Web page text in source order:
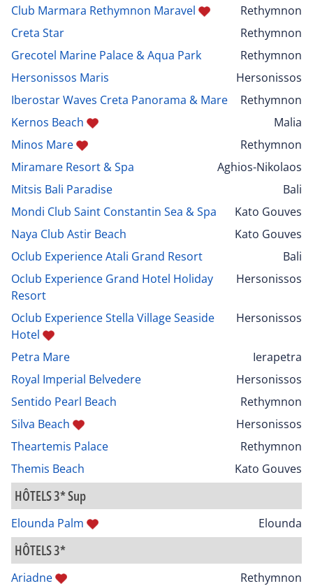
Club Marmara Rethymnon Maravel
Rethymnon
Creta Star
Rethymnon
Grecotel Marine Palace & Aqua Park
Rethymnon
Hersonissos Maris
Hersonissos
Iberostar Waves Creta Panorama & Mare
Rethymnon
Kernos Beach
Malia
Minos Mare
Rethymnon
Miramare Resort & Spa
Aghios-Nikolaos
Mitsis Bali Paradise
Bali
Mondi Club Saint Constantin Sea & Spa
Kato Gouves
Naya Club Astir Beach
Kato Gouves
Oclub Experience Atali Grand Resort
Bali
Oclub Experience Grand Hotel Holiday
Resort
Hersonissos
Oclub Experience Stella Village Seaside
Hotel
Hersonissos
Petra Mare
Ierapetra
Royal Imperial Belvedere
Hersonissos
Sentido Pearl Beach
Rethymnon
Silva Beach
Hersonissos
Theartemis Palace
Rethymnon
Themis Beach
Kato Gouves
HÔTELS 3* Sup
Elounda Palm Elounda
HÔTELS 3*
Ariadne
Rethymnon